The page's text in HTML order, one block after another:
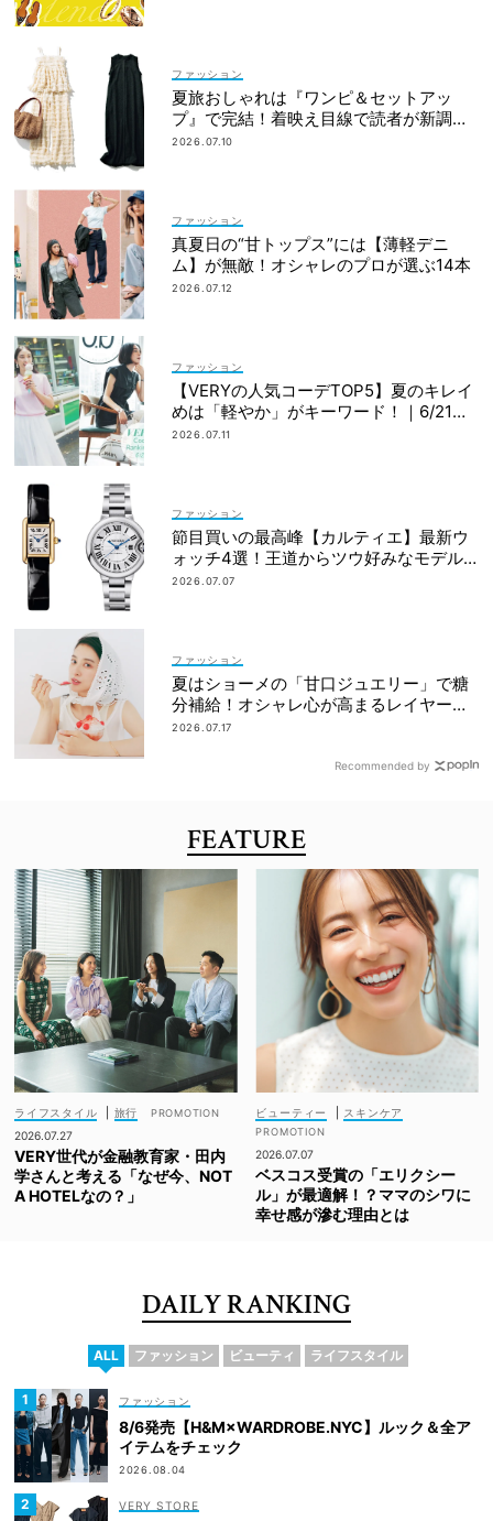
ファッション
夏旅おしゃれは『ワンピ＆セットアッ
プ』で完結！着映え目線で読者が新調し
たのは？
2026.07.10
ファッション
真夏日の“甘トップス”には【薄軽デニ
ム】が無敵！オシャレのプロが選ぶ14本
2026.07.12
ファッション
【VERYの人気コーデTOP5】夏のキレイ
めは「軽やか」がキーワード！｜6/21〜
30
2026.07.11
ファッション
節目買いの最高峰【カルティエ】最新ウ
ォッチ4選！王道からツウ好みなモデル
まで
2026.07.07
ファッション
夏はショーメの「甘口ジュエリー」で糖
分補給！オシャレ心が高まるレイヤード
術
2026.07.17
Recommended by
FEATURE
ライフスタイル
旅行
2026.07.27
VERY世代が金融教育家・田内
学さんと考える「なぜ今、NOT
A HOTELなの？」
ビューティー スキンケア
2026.07.07
ベスコス受賞の「エリクシー
ル」が最適解！？ママのシワに
幸せ感が滲む理由とは
DAILY RANKING
ALL ファッション ビューティ ライフスタイル
ファッション
8/6発売【H&M×WARDROBE.NYC】ルック＆全ア
イテムをチェック
2026.08.04
VERY STORE